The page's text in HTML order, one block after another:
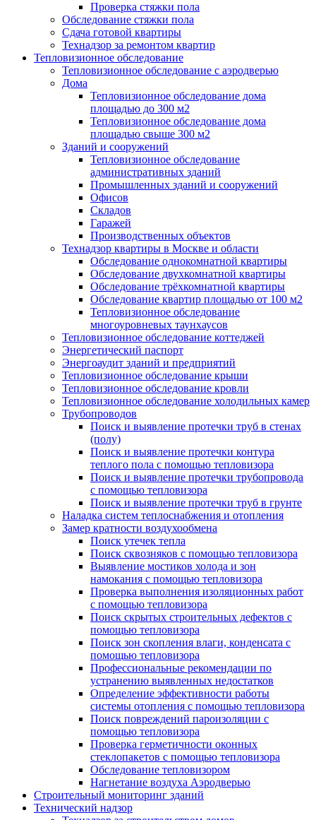
Проверка стяжки пола
Обследование стяжки пола
Сдача готовой квартиры
Технадзор за ремонтом квартир
Тепловизионное обследование
Тепловизионное обследование с аэродверью
Дома
Тепловизионное обследование дома
площадью до 300 м2
Тепловизионное обследование дома
площадью свыше 300 м2
Зданий и сооружений
Тепловизионное обследование
административных зданий
Промышленных зданий и сооружений
Офисов
Складов
Гаражей
Производственных объектов
Технадзор квартиры в Москве и области
Обследование однокомнатной квартиры
Обследование двухкомнатной квартиры
Обследование трёхкомнатной квартиры
Обследование квартир площадью от 100 м2
Тепловизионное обследование
многоуровневых таунхаусов
Тепловизионное обследование коттеджей
Энергетический паспорт
Энергоаудит зданий и предприятий
Тепловизионное обследование крыши
Тепловизионное обследование кровли
Тепловизионное обследование холодильных камер
Трубопроводов
Поиск и выявление протечки труб в стенах
(полу)
Поиск и выявление протечки контура
теплого пола с помощью тепловизора
Поиск и выявление протечки трубопровода
с помощью тепловизора
Поиск и выявление протечки труб в грунте
Наладка систем теплоснабжения и отопления
Замер кратности воздухообмена
Поиск утечек тепла
Поиск сквозняков с помощью тепловизора
Выявление мостиков холода и зон
намокания с помощью тепловизора
Проверка выполнения изоляционных работ
с помощью тепловизора
Поиск скрытых строительных дефектов с
помощью тепловизора
Поиск зон скопления влаги, конденсата с
помощью тепловизора
Профессиональные рекомендации по
устранению выявленных недостатков
Определение эффективности работы
системы отопления с помощью тепловизора
Поиск повреждений пароизоляции с
помощью тепловизора
Проверка герметичности оконных
стеклопакетов с помощью тепловизора
Обследование тепловизором
Нагнетание воздуха Аэродверью
Строительный мониторинг зданий
Технический надзор